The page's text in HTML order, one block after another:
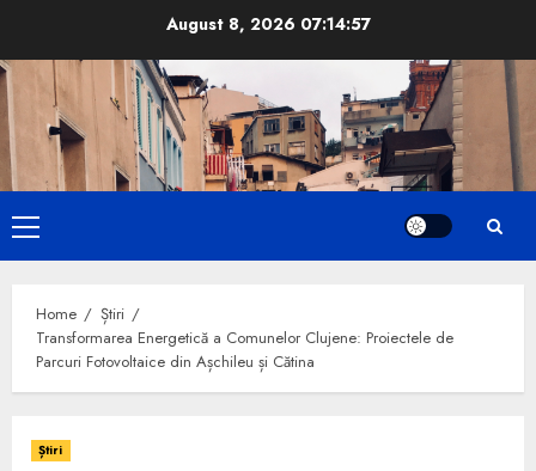
content
August 8, 2026 07:14:58
Primary
Menu
Home
Știri
Transformarea Energetică a Comunelor Clujene: Proiectele de
Parcuri Fotovoltaice din Așchileu și Cătina
Știri